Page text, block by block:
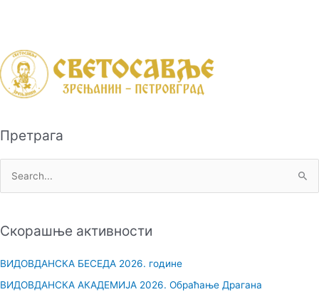
Претрага
тСкорашње активности
ВИДОВДАНСКА БЕСЕДА 2026. године
ВИДОВДАНСКА АКАДЕМИЈА 2026. Обраћање Драгана